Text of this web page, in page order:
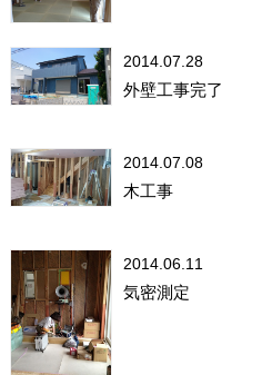
2014.07.28
外壁工事完了
2014.07.08
木工事
2014.06.11
気密測定